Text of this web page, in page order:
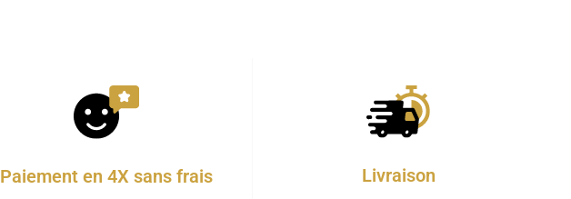
Paiement en 4X sans frais Livraison